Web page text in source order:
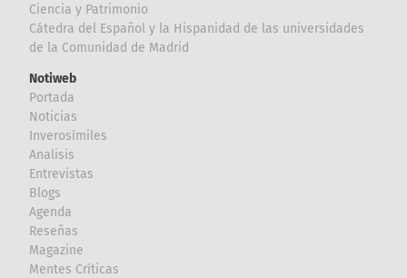
Ciencia y Patrimonio
Cátedra del Español y la Hispanidad de las universidades
de la Comunidad de Madrid
Notiweb
Portada
Noticias
Inverosímiles
Analisis
Entrevistas
Blogs
Agenda
Reseñas
Magazine
Mentes Críticas